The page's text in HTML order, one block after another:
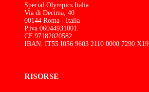
Special Olympics Italia
Via di Decima, 40
00144 Roma - Italia
P.iva 06044931001
CF 97182020582
IBAN: IT55 I056 9603 2110 0000 7290 X19
RISORSE